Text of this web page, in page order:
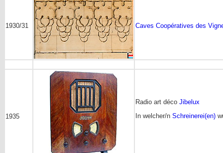
1930/31 Caves Coopératives des
1935
Radio art déco Jibelux
In welcher/n Schreinerei(en)